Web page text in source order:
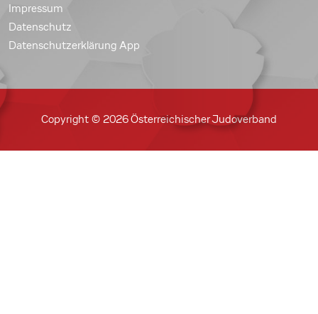
Impressum
Datenschutz
Datenschutzerklärung App
Copyright © 2026 Österreichischer Judoverband